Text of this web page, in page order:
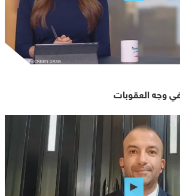
وجه العقوبات